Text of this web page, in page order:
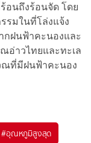
อนถึงร้อนจัด โดย
รมในที่โล่งแจ้ง
กฝนฟ้าคะนองและ
อ่าวไทยและทะเล
ณที่มีฝนฟ้าคะนอง
#อุณหภูมิสูงสุด